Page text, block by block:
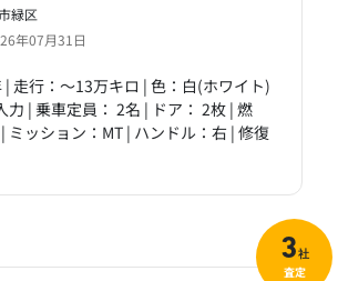
緑区
年07月31日
走行：～13万キロ | 色：白(ホワイト)
力 | 乗車定員： 2名 | ドア： 2枚 | 燃
ミッション：MT | ハンドル：右 | 修復
3社
査定